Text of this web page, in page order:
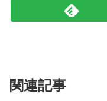
関連記事